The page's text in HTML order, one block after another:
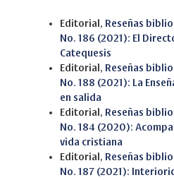
Editorial, Reseñas
No. 186 (2021): El
Catequesis
Editorial, Reseñas
No. 188 (2021): La
en salida
Editorial, Reseñas
No. 184 (2020):
vida cristiana
Editorial, Reseñas
No. 187 (2021):